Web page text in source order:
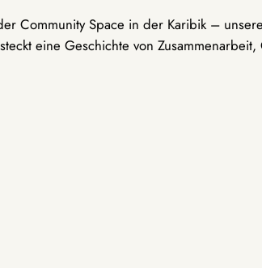
Community Space in der Karibik –
eine Geschichte von